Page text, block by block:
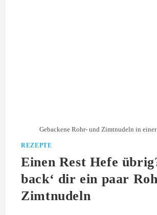
Gebackene Rohr- und Zimtnudeln in
REZEPTE
Einen Rest Hefe
back‘ dir ein paar
Zimtnudeln